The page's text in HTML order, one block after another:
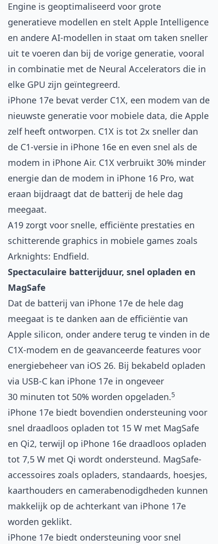
Engine is geoptimaliseerd voor grote
generatieve modellen en stelt Apple Intelligence
en andere AI-modellen in staat om taken sneller
uit te voeren dan bij de vorige generatie, vooral
in combinatie met de Neural Accelerators die in
elke GPU zijn geïntegreerd.
iPhone 17e bevat verder C1X, een modem van de
nieuwste generatie voor mobiele data, die Apple
zelf heeft ontworpen. C1X is tot 2x sneller dan
de C1-versie in iPhone 16e en even snel als de
modem in iPhone Air. C1X verbruikt 30% minder
energie dan de modem in iPhone 16 Pro, wat
eraan bijdraagt dat de batterij de hele dag
meegaat.
A19 zorgt voor snelle, efficiënte prestaties en
schitterende graphics in mobiele games zoals
Arknights: Endfield.
Spectaculaire batterijduur, snel opladen en
MagSafe
Dat de batterij van iPhone 17e de hele dag
meegaat is te danken aan de efficiëntie van
Apple silicon, onder andere terug te vinden in de
C1X-modem en de geavanceerde features voor
energiebeheer van iOS 26. Bij bekabeld opladen
via USB-C kan iPhone 17e in ongeveer
30 minuten tot 50% worden opgeladen.5
iPhone 17e biedt bovendien ondersteuning voor
snel draadloos opladen tot 15 W met MagSafe
en Qi2, terwijl op iPhone 16e draadloos opladen
tot 7,5 W met Qi wordt ondersteund. MagSafe-
accessoires zoals opladers, standaards, hoesjes,
kaarthouders en camerabenodigdheden kunnen
makkelijk op de achterkant van iPhone 17e
worden geklikt.
iPhone 17e biedt ondersteuning voor snel